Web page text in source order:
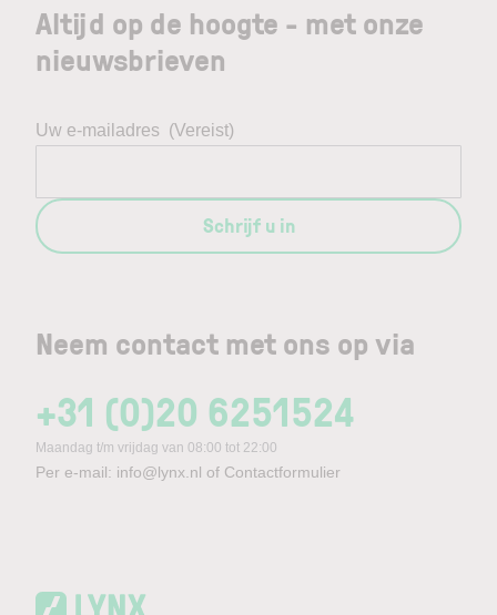
Neem contact met ons op via
+31 (0)20 6251524
Maandag t/m vrijdag van 08:00 tot 22:00
Per e-mail: info@lynx.nl of Contactformulier
Altijd op de hoogte - met onze
nieuwsbrieven
Uw e-mailadres (Vereist)
Schrijf u in